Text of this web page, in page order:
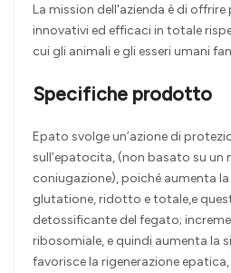
La mission dell'azienda è di
innovativi ed efficaci in totale
cui gli animali e gli esseri umani
Specifiche prodotto
Epato svolge un’azione di
sull’epatocita, (non basato su un
coniugazione), poiché aumenta
glutatione, ridotto e totale,e
detossificante del fegato;
ribosomiale, e quindi aumenta la
favorisce la rigenerazione